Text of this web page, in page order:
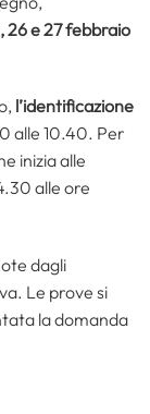
26 e 27 febbraio
l’identificazione
alle 10.40. Per
inizia alle
alle ore
dagli
Le prove si
la domanda